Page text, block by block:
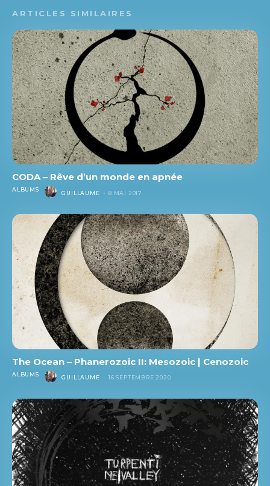
ARTICLES SIMILAIRES
CODA – Rêve d’un monde en apnée
ALBUMS GUILLAUME - 8 MAI 2017
The Ocean – Phanerozoic II: Mesozoic | Cenozoic
ALBUMS GUILLAUME - 16 SEPTEMBRE 2020